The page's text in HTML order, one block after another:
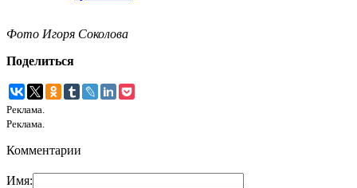
Фото Игоря Соколова
Поделиться
Реклама.
Реклама.
Комментарии
Имя: